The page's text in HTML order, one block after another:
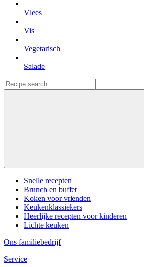
Vlees
Vis
Vegetarisch
Salade
Snelle recepten
Brunch en buffet
Koken voor vrienden
Keukenklassiekers
Heerlijke recepten voor kinderen
Lichte keuken
Ons familiebedrijf
Service